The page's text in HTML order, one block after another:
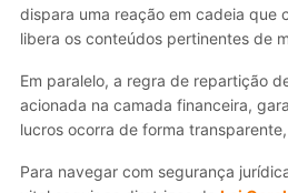
dispara uma reação em cadeia que
libera os conteúdos pertinentes de
Em paralelo, a regra de repartição
acionada na camada financeira,
lucros ocorra de forma
Para navegar com segurança